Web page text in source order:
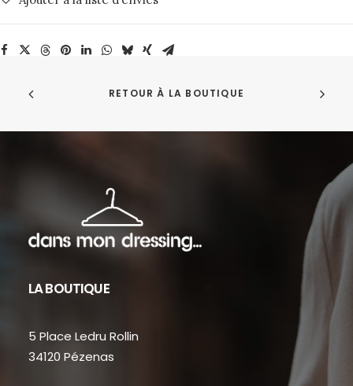
Creased
Jeans
RETOUR À LA BOUTIQUE
LA BOUTIQUE
5 Place Ledru Rollin
34120 Pézenas